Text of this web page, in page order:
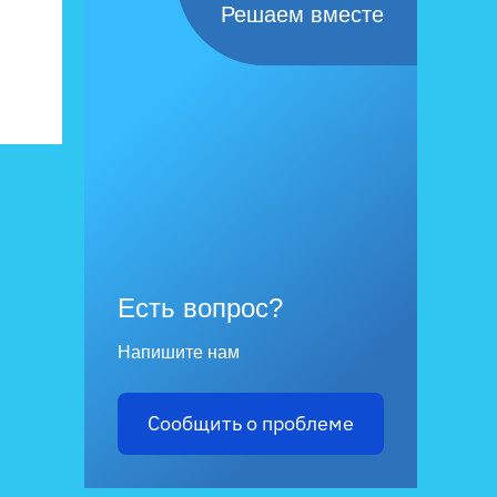
Решаем вместе
Есть вопрос?
Напишите нам
Сообщить о проблеме